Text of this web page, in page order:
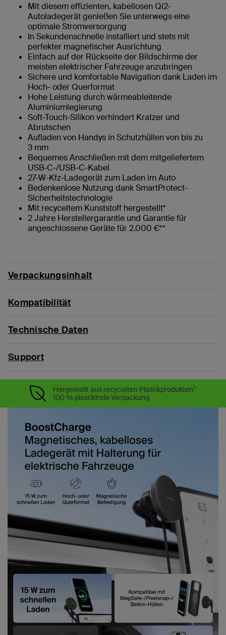
Mit diesem effizienten, kabellosen Qi2-
Autoladegerät genießen Sie unterwegs eine
optimale Stromversorgung
In Sekundenschnelle installiert und stets mit
perfekter magnetischer Ausrichtung
Einfach auf der Rückseite der Bildschirme der
meisten elektrischer Fahrzeuge anzubringen
Sichere und komfortable Navigation dank Laden im
Hoch- oder Querformat
Hohe Leistung durch wärmeableitende
Aluminiumlegierung
Soft-Touch-Silikon verhindert Kratzer und
Abrutschen
Aufladen von Handys in Schutzhüllen von bis zu
3 mm
Bequemes Anschließen mit dem mitgeliefertem
USB‑C-/USB-C-Kabel
27-W-Kfz-Ladegerät zum Laden im Auto
Bedenkenlose Nutzung dank SmartProtect-
Sicherheitstechnologie
Mit recyceltem Kunststoff hergestellt*
2 Jahre Herstellergarantie und Garantie für
angeschlossene Geräte für 2.000 €**
Verpackungsinhalt
Kompatibilität
Technische Daten
Support
Hergestellt aus recycelten Plastikprodukten†
100 % plastikfreie Verpackung